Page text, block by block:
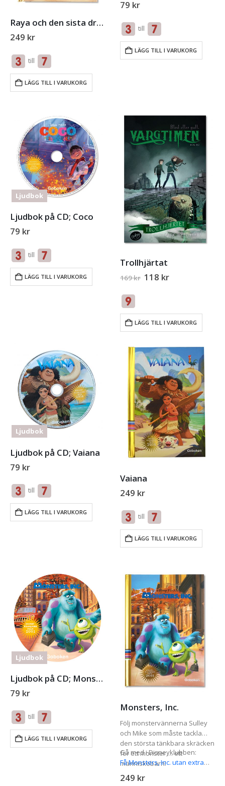
Raya och den sista draken
249 kr
till
LÄGG TILL I VARUKORG
79 kr
till
LÄGG TILL I VARUKORG
Ljudbok
Ljudbok på CD; Coco
79 kr
till
LÄGG TILL I VARUKORG
Trollhjärtat
169kr Original
118 krCurrent
LÄGG TILL I VARUKORG
Ljudbok
Ljudbok på CD; Vaiana
79 kr
till
LÄGG TILL I VARUKORG
Vaiana
249 kr
till
LÄGG TILL I VARUKORG
Ljudbok
Ljudbok på CD; Monster’s, Inc.
79 kr
till
LÄGG TILL I VARUKORG
Monsters, Inc.
Följ monstervännerna Sulley
och Mike som måste tackla
den största tänkbara skräcken
för ett monster … ett
människobarn!
Gå med i Disneyklubben:
Få Monsters, Inc. utan extra
249 kr